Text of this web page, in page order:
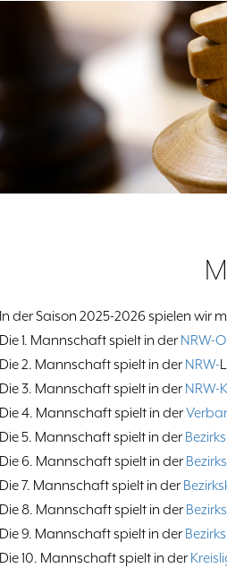
In der Saison 2025-2026 spielen wir
Die 1. Mannschaft spielt in der NRW-
Die 2. Mannschaft spielt in der NRW-
Die 3. Mannschaft spielt in der NRW-
Die 4. Mannschaft spielt in der
Die 5. Mannschaft spielt in der
Die 6. Mannschaft spielt in der Bezirks
Die 7. Mannschaft spielt in der
Die 8. Mannschaft spielt in der
Die 9. Mannschaft spielt in der
Die 10. Mannschaft spielt in der